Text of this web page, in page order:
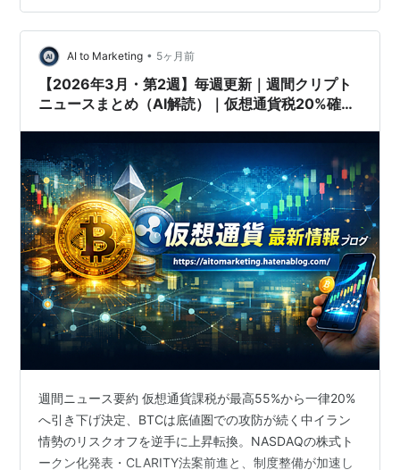
し、ETHへの3.15億ドル流入はステーキングETF上場効果
によるものと分析されました。モルガン・スタンレーが
BTC現物ETFをオンライン証券…
AI to Marketing • 5ヶ月前
【2026年3月・第2週】毎週更新｜週間クリプト
ニュースまとめ（AI解読）｜仮想通貨税20%確
株式トークン化を徹底解説
週間ニュース要約 仮想通貨課税が最高55%から一律20%
へ引き下げ決定、BTCは底値圏での攻防が続く中イラン
情勢のリスクオフを逆手に上昇転換。NASDAQの株式ト
ークン化発表・CLARITY法案前進と、制度整備が加速し